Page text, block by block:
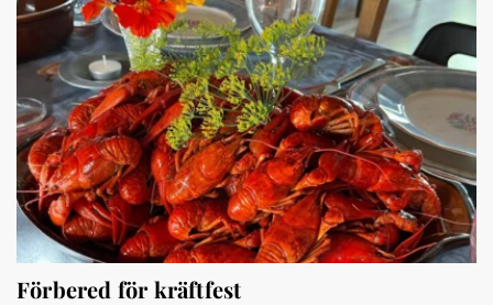
Förbered för kräftfest